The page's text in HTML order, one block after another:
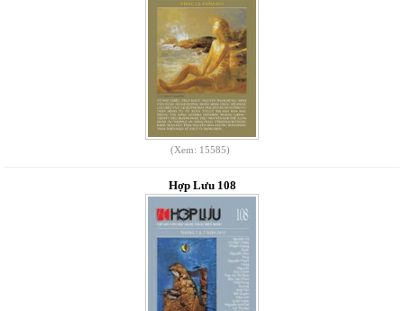
(Xem: 15585)
Hợp Lưu 108